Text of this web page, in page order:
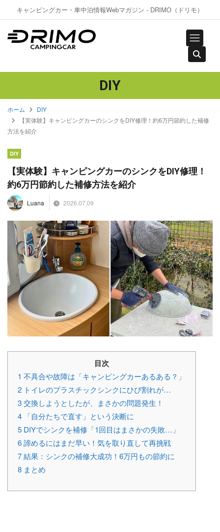
キャンピングカー・車中泊情報Webマガジン - DRIMO（ドリモ）
DIY
ホーム
DIY
【実体験】キャンピングカーのシンクをDIY修理！約6万円節約した補修
方法を紹介
DIY
【実体験】キャンピングカーのシンクをDIY修理！
約6万円節約した補修方法を紹介
Luana 2026.07.09
目次
1 不具合や故障は「キャンピングカーあるある？」
2 トイレのプラスチックシンクにひび割れが…
3交換しようとしたが、まさかの問題発生！
4 「自分たちで直す」という決断に
5 DIYでシンクを補修「1回目はまさかの失敗…」
6諦めるにはまだ早い！気を取り直して再挑戦
7結果：シンクの補修大成功！6万円もの節約に
8 まとめ